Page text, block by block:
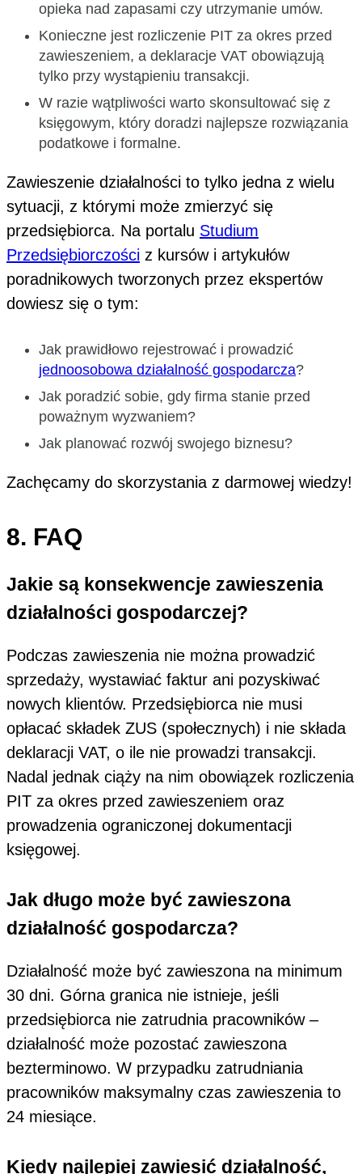
opieka nad zapasami czy utrzymanie umów.
Konieczne jest rozliczenie PIT za okres przed
zawieszeniem, a deklaracje VAT obowiązują
tylko przy wystąpieniu transakcji.
W razie wątpliwości warto skonsultować się z
księgowym, który doradzi najlepsze rozwiązania
podatkowe i formalne.
Zawieszenie działalności to tylko jedna z wielu
sytuacji, z którymi może zmierzyć się
przedsiębiorca. Na portalu Studium
Przedsiębiorczości z kursów i artykułów
poradnikowych tworzonych przez ekspertów
dowiesz się o tym:
Jak prawidłowo rejestrować i prowadzić
jednoosobowa działalność gospodarcza?
Jak poradzić sobie, gdy firma stanie przed
poważnym wyzwaniem?
Jak planować rozwój swojego biznesu?
Zachęcamy do skorzystania z darmowej wiedzy!
8. FAQ
Jakie są konsekwencje zawieszenia
działalności gospodarczej?
Podczas zawieszenia nie można prowadzić
sprzedaży, wystawiać faktur ani pozyskiwać
nowych klientów. Przedsiębiorca nie musi
opłacać składek ZUS (społecznych) i nie składa
deklaracji VAT, o ile nie prowadzi transakcji.
Nadal jednak ciąży na nim obowiązek rozliczenia
PIT za okres przed zawieszeniem oraz
prowadzenia ograniczonej dokumentacji
księgowej.
Jak długo może być zawieszona
działalność gospodarcza?
Działalność może być zawieszona na minimum
30 dni. Górna granica nie istnieje, jeśli
przedsiębiorca nie zatrudnia pracowników –
działalność może pozostać zawieszona
bezterminowo. W przypadku zatrudniania
pracowników maksymalny czas zawieszenia to
24 miesiące.
Kiedy najlepiej zawiesić działalność,